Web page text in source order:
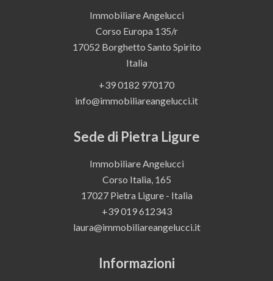
Immobiliare Angelucci
Corso Europa 135/r
17052 Borghetto Santo Spirito
Italia
+39 0182 970170
info@immobiliareangelucci.it
Sede di Pietra Ligure
Immobiliare Angelucci
Corso Italia, 165
17027 Pietra Ligure - Italia
+39 019 612343
laura@immobiliareangelucci.it
Informazioni